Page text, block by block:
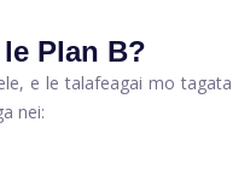
Plan B?
e le talafeagai mo tagata
nei: